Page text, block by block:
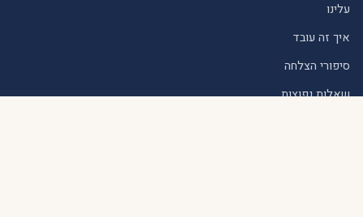
עלינו
איך זה עובד
סיפורי הצלחה
שאלות נפוצות